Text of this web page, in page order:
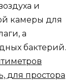
и
камеры для
а
бактерий.
для простора